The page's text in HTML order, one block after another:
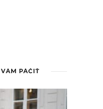
PÁČIŤ